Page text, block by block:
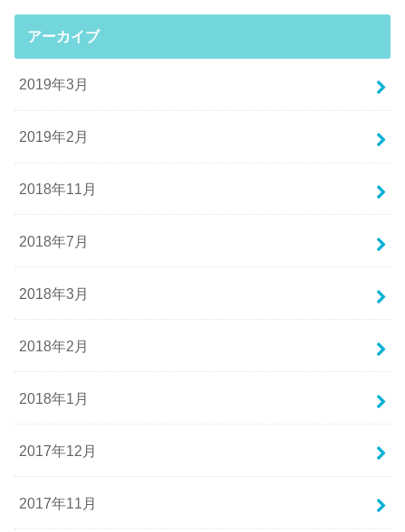
アーカイブ
2019年3月
2019年2月
2018年11月
2018年7月
2018年3月
2018年2月
2018年1月
2017年12月
2017年11月